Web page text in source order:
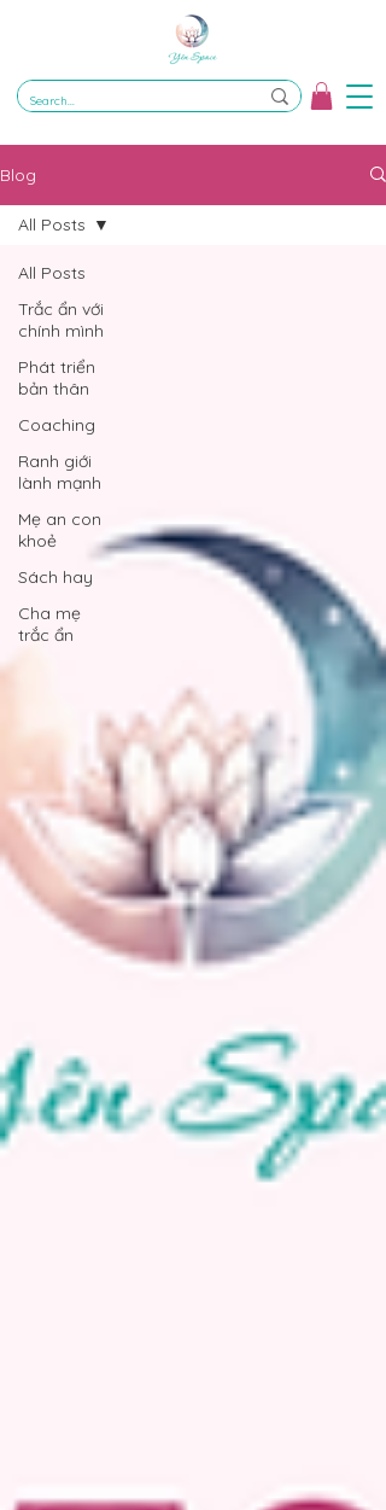
Blog
All Posts
Trắc ẩn với
chính mình
Phát triển
bản thân
Coaching
Ranh giới
lành mạnh
Mẹ an con
khoẻ
Sách hay
Cha mẹ
trắc ẩn
All Posts